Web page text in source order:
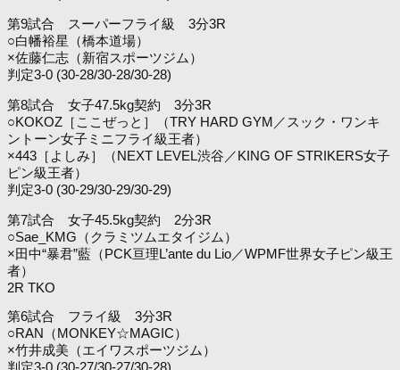
第9試合 スーパーフライ級 3分3R
○白幡裕星（橋本道場）
×佐藤仁志（新宿スポーツジム）
判定3-0 (30-28/30-28/30-28)
第8試合 女子47.5kg契約 3分3R
○KOKOZ［ここぜっと］（TRY HARD GYM／スック・ワンキ
ントーン女子ミニフライ級王者）
×443［よしみ］（NEXT LEVEL渋谷／KING OF STRIKERS女子
ピン級王者）
判定3-0 (30-29/30-29/30-29)
第7試合 女子45.5kg契約 2分3R
○Sae_KMG（クラミツムエタイジム）
×田中“暴君”藍（PCK亘理L’ante du Lio／WPMF世界女子ピン級王
者）
2R TKO
第6試合 フライ級 3分3R
○RAN（MONKEY☆MAGIC）
×竹井成美（エイワスポーツジム）
判定3-0 (30-27/30-27/30-28)